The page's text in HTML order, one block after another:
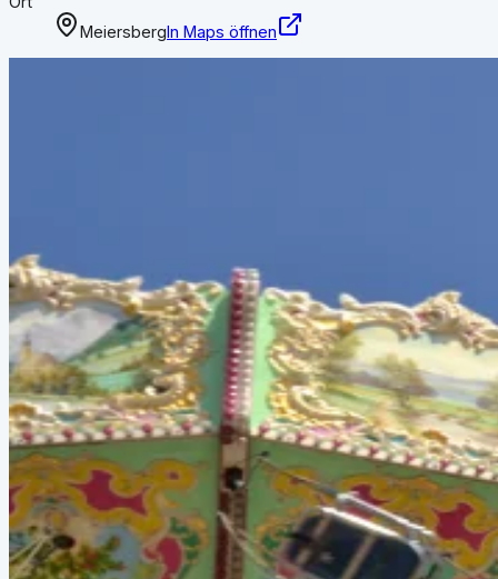
MeiersbergIn Maps öffnen